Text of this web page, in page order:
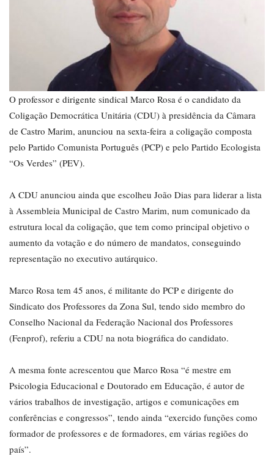
O professor e dirigente sindical Marco Rosa é o candidato da
Coligação Democrática Unitária (CDU) à presidência da Câmara
de Castro Marim, anunciou na sexta-feira a coligação composta
pelo Partido Comunista Português (PCP) e pelo Partido Ecologista
“Os Verdes” (PEV).
A CDU anunciou ainda que escolheu João Dias para liderar a lista
à Assembleia Municipal de Castro Marim, num comunicado da
estrutura local da coligação, que tem como principal objetivo o
aumento da votação e do número de mandatos, conseguindo
representação no executivo autárquico.
Marco Rosa tem 45 anos, é militante do PCP e dirigente do
Sindicato dos Professores da Zona Sul, tendo sido membro do
Conselho Nacional da Federação Nacional dos Professores
(Fenprof), referiu a CDU na nota biográfica do candidato.
A mesma fonte acrescentou que Marco Rosa “é mestre em
Psicologia Educacional e Doutorado em Educação, é autor de
vários trabalhos de investigação, artigos e comunicações em
conferências e congressos”, tendo ainda “exercido funções como
formador de professores e de formadores, em várias regiões do
país”.